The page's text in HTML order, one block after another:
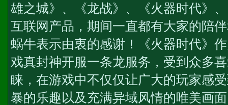
雄之城》、《龙战》、《火器时代》
互联网产品，期间一直都有大家的陪
蜗牛表示由衷的感谢！《火器时代》
戏真封神开服一条龙服务 ，受到众多
睐，在游戏中不仅仅让广大的玩家感
暴的乐趣以及充满异域风情的唯美画